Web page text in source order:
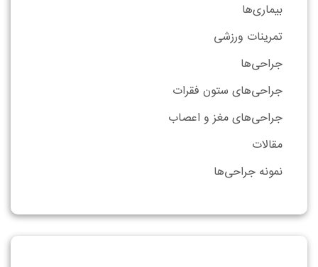
بیماری‌ها
تمرینات ورزشی
جراحی‌ها
جراحی‌های ستون فقرات
جراحی‌های مغز و اعصاب
مقالات
نمونه جراحی‌ها